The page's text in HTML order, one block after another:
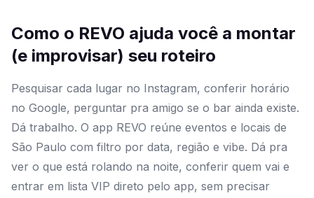
Como o REVO ajuda você a montar
(e improvisar) seu roteiro
Pesquisar cada lugar no Instagram, conferir horário
no Google, perguntar pra amigo se o bar ainda existe.
Dá trabalho. O app REVO reúne eventos e locais de
São Paulo com filtro por data, região e vibe. Dá pra
ver o que está rolando na noite, conferir quem vai e
entrar em lista VIP direto pelo app, sem precisar